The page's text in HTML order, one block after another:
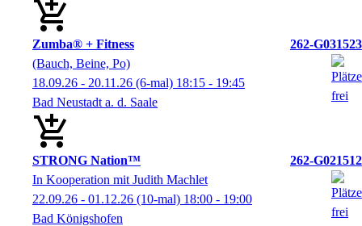
Zumba® + Fitness
262-G031523
(Bauch, Beine, Po)
18.09.26 - 20.11.26 (6-mal) 18:15 - 19:45
Bad Neustadt a. d. Saale
STRONG Nation™
262-G021512
In Kooperation mit Judith Machlet
22.09.26 - 01.12.26 (10-mal) 18:00 - 19:00
Bad Königshofen